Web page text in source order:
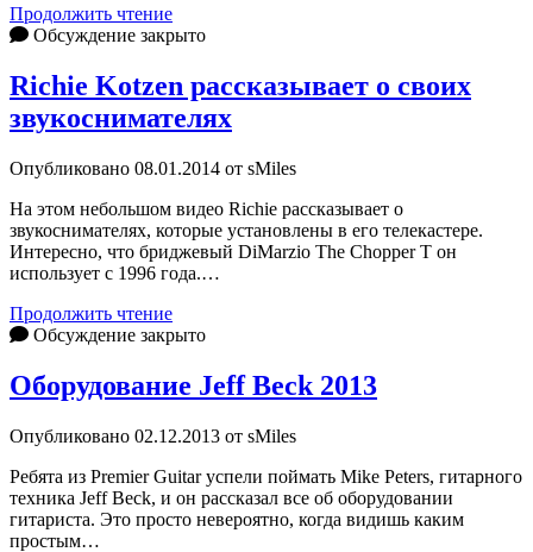
Продолжить чтениеTC
Electronics
выходе
Ditto
Looper
Обсуждение закрыто
Richie Kotzen рассказывает о своих
звукоснимателях
Опубликовано 08.01.2014 от sMiles
На этом небольшом видео Richie рассказывает о
звукоснимателях, которые установлены в его телекастере.
Интересно, что бриджевый DiMarzio The Chopper T он
использует с 1996 года.…
Продолжить чтениеRichie
Kotzen
своих
Обсуждение закрыто
Оборудование Jeff Beck 2013
Опубликовано 02.12.2013 от sMiles
Ребята из Premier Guitar успели поймать Mike Peters, гитарного
техника Jeff Beck, и он рассказал все об оборудовании
гитариста. Это просто невероятно, когда видишь каким
простым…